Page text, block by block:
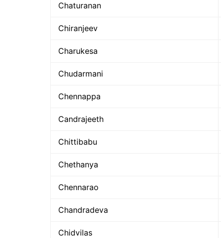
Chaturanan
Chiranjeev
Charukesa
Chudarmani
Chennappa
Candrajeeth
Chittibabu
Chethanya
Chennarao
Chandradeva
Chidvilas